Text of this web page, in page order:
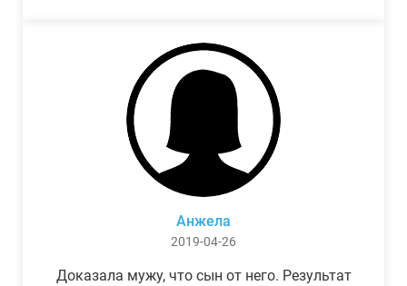
Анжела
2019-04-26
Доказала мужу, что сын от него. Результат